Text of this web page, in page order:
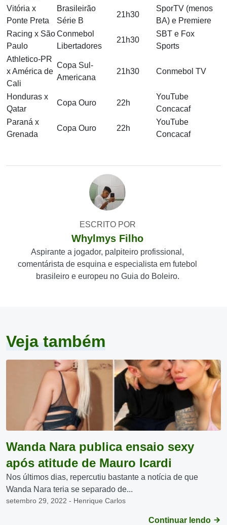
Vitória x
Ponte Preta
Brasileirão
Série B
21h30
SporTV (menos
BA) e Premiere
Racing x São
Paulo
Conmebol
Libertadores
21h30
SBT e Fox
Sports
Athletico-PR
x América de
Cali
Copa Sul-
Americana
21h30 Conmebol TV
Honduras x
Qatar
Copa Ouro 22h
YouTube
Concacaf
Paraná x
Grenada
Copa Ouro 22h
YouTube
Concacaf
ESCRITO POR
Whylmys Filho
Aspirante a jogador, palpiteiro profissional,
comentárista de esquina e especialista em futebol
brasileiro e europeu no Guia do Boleiro.
Veja também
Wanda Nara publica ensaio sexy
após atitude de Mauro Icardi
Nos últimos dias, repercutiu bastante a notícia de que
Wanda Nara teria se separado de...
setembro 29, 2022 - Henrique Carlos
Continuar lendo